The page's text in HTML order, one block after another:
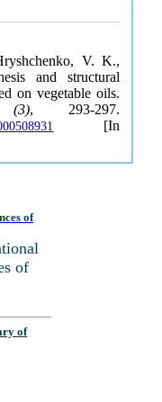
V. K.,
and structural
on vegetable oils.
(3), 293-297.
[In
of
of
of